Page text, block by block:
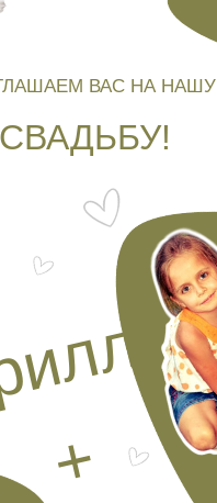
+
СВАДЬБУ!
ВАС НА НАШУ